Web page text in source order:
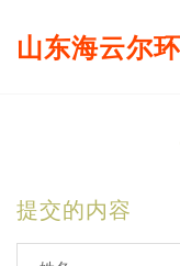
山东海云尔
提交的内容